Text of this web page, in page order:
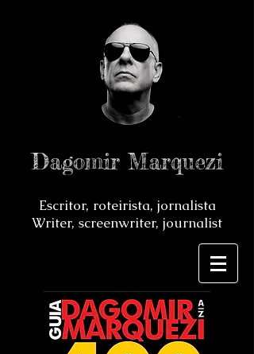
Dagomir Marquezi
Escritor, roteirista, jornalista
Writer, screenwriter, journalist